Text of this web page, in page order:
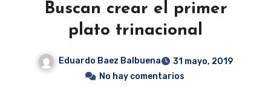
Buscan crear el primer
plato trinacional
Eduardo Baez Balbuena
31 mayo, 2019
No hay comentarios